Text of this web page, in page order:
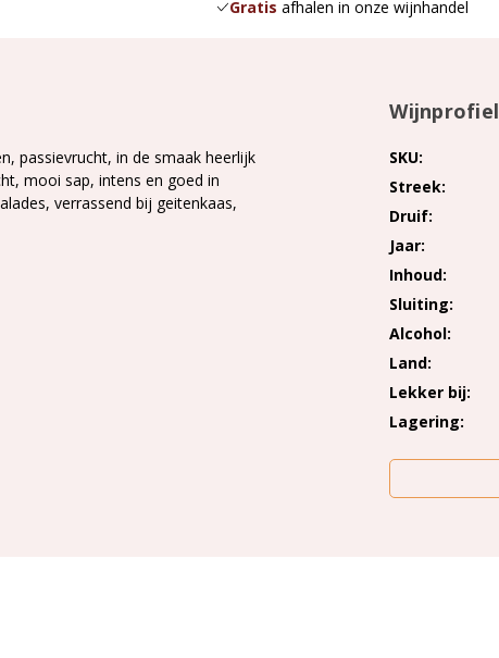
Gratis afhalen in onze wijnhandel
passievrucht, in de smaak heerlijk
mooi sap, intens en goed in
verrassend bij geitenkaas,
Wijnprofiel
SKU
Streek
Druif
Jaar
Inhoud
Sluiting
Alcohol
Land
Lekker bij
Lagering